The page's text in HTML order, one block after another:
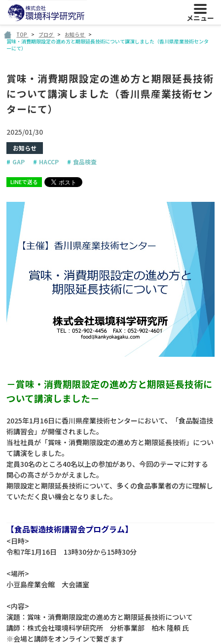
メニュー
TOP ブログ
お知らせ
賞味・消費期限設定の進め方と期限延長技術について講演しました（香川県産業技術センタ
ーにて）
賞味・消費期限設定の進め方と期限延長技術
について講演しました（香川県産業技術セン
ターにて）
2025/01/30
お知らせ
GAP
HACCP 食品検査
LINEで送る
－賞味・消費期限設定の進め方と期限延長技術に
ついて講演しました－
2025年1月16日に香川県産業技術センターにおいて、「食品製造技
術講習会」が開催されました。
当社社員が「賞味・消費期限設定の進め方と期限延長技術」につい
て講演をしました。
定員30名のところ40名以上の参加があり、今回のテーマに対する
関心の高さがうかがえました。
期限設定と期限延長技術について、多くの食品事業者の方に理解し
ていただく良い機会となりました。
【食品製造技術講習会プログラム】
<日時>
令和7年1月16日 13時30分から15時30分
<場所>
小豆島産業会館 大会議室
<内容>
演題：賞味・消費期限設定の進め方と期限延長技術について
講師：株式会社環境科学研究所 分析事業部 柏木 隆頼 氏
※会場と講師をオンラインで繋ぎます